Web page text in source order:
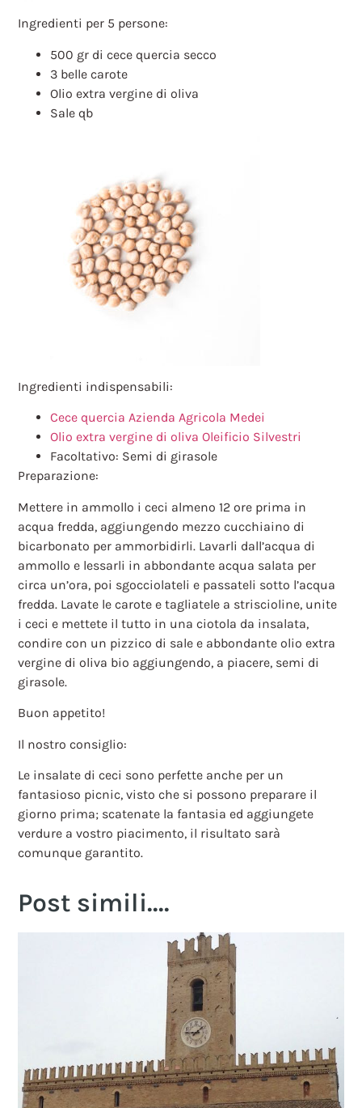
Ingredienti per 5 persone:
500 gr di cece quercia secco
3 belle carote
Olio extra vergine di oliva
Sale qb
Ingredienti indispensabili:
Cece quercia Azienda Agricola Medei
Olio extra vergine di oliva Oleificio Silvestri
Facoltativo: Semi di girasole
Preparazione:
Mettere in ammollo i ceci almeno 12 ore prima in
acqua fredda, aggiungendo mezzo cucchiaino di
bicarbonato per ammorbidirli. Lavarli dall’acqua di
ammollo e lessarli in abbondante acqua salata per
circa un’ora, poi sgocciolateli e passateli sotto l’acqua
fredda. Lavate le carote e tagliatele a striscioline, unite
i ceci e mettete il tutto in una ciotola da insalata,
condire con un pizzico di sale e abbondante olio extra
vergine di oliva bio aggiungendo, a piacere, semi di
girasole.
Buon appetito!
Il nostro consiglio:
Le insalate di ceci sono perfette anche per un
fantasioso picnic, visto che si possono preparare il
giorno prima; scatenate la fantasia ed aggiungete
verdure a vostro piacimento, il risultato sarà
comunque garantito.
Post simili....